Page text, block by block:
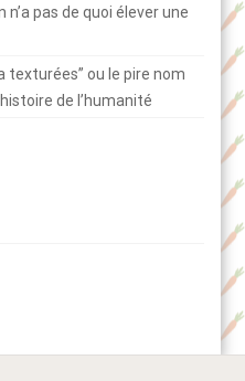
n’a pas de quoi élever une
texturées” ou le pire nom
de l’humanité